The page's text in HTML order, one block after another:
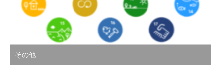
その他